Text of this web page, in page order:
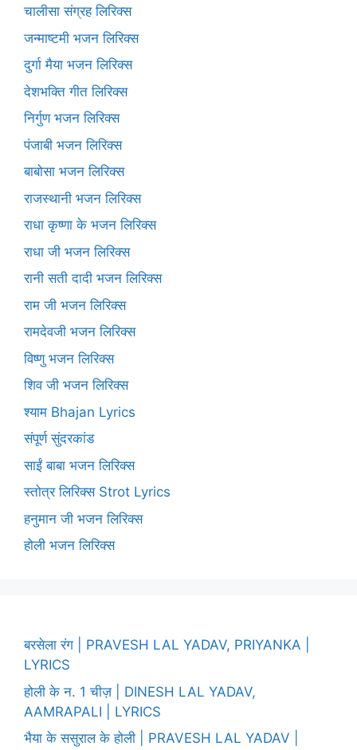
चालीसा संग्रह लिरिक्स
जन्माष्टमी भजन लिरिक्स
दुर्गा मैया भजन लिरिक्स
देशभक्ति गीत लिरिक्स
निर्गुण भजन लिरिक्स
पंजाबी भजन लिरिक्स
बाबोसा भजन लिरिक्स
राजस्थानी भजन लिरिक्स
राधा कृष्णा के भजन लिरिक्स
राधा जी भजन लिरिक्स
रानी सती दादी भजन लिरिक्स
राम जी भजन लिरिक्स
रामदेवजी भजन लिरिक्स
विष्णु भजन लिरिक्स
शिव जी भजन लिरिक्स
श्याम Bhajan Lyrics
संपूर्ण सुंदरकांड
साईं बाबा भजन लिरिक्स
स्तोत्र लिरिक्स Strot Lyrics
हनुमान जी भजन लिरिक्स
होली भजन लिरिक्स
बरसेला रंग | PRAVESH LAL YADAV, PRIYANKA |
LYRICS
होली के न. 1 चीज़ | DINESH LAL YADAV,
AAMRAPALI | LYRICS
भैया के ससुराल के होली | PRAVESH LAL YADAV |